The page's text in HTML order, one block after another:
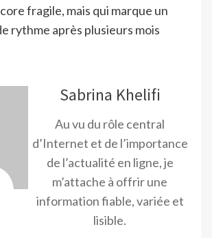
fragile, mais qui marque un
rythme après plusieurs mois
Sabrina Khelifi
Au vu du rôle central
d’Internet et de l’importance
de l’actualité en ligne, je
m’attache à offrir une
information fiable, variée et
lisible.